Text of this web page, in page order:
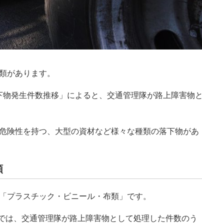
があります。
発生件数推移」によると、交通管理隊が路上障害物と
険性を持つ、大型の資材など様々な種類の落下物があ
ラスチック・ビニール・布類」です。
、交通管理隊が路上障害物として処理した件数のう